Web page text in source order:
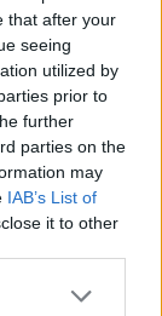
that after your
seeing
utilized by
prior to
further
parties on the
may
IAB’s List of
it to other